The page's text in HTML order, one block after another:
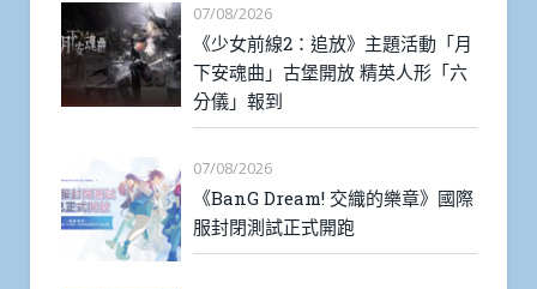
07/08/2026
《少女前線2：追放》主題活動「月
下安魂曲」古堡開放 精英人形「六
分儀」報到
07/08/2026
《BanG Dream! 交織的樂章》國際
服封閉測試正式開跑